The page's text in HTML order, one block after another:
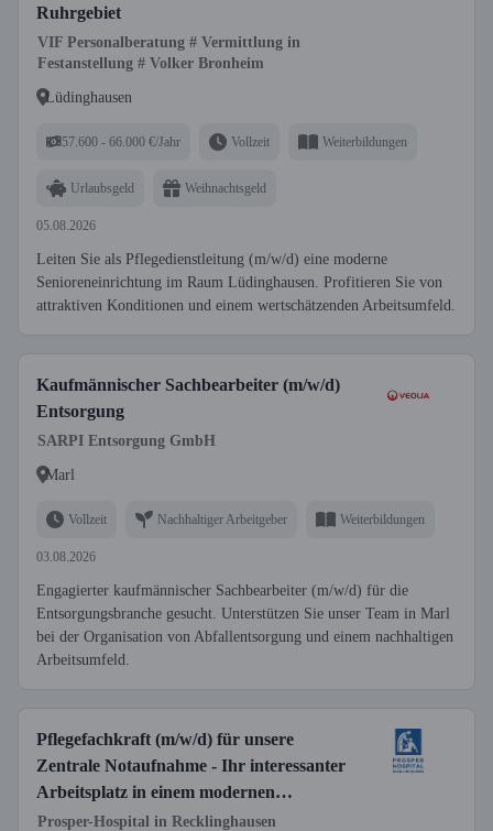
Ruhrgebiet
VIF Personalberatung # Vermittlung in
Festanstellung # Volker Bronheim
Lüdinghausen
57.600 - 66.000 €/Jahr Vollzeit Weiterbildungen
Urlaubsgeld Weihnachtsgeld
05.08.2026
Leiten Sie als Pflegedienstleitung (m/w/d) eine moderne
Senioreneinrichtung im Raum Lüdinghausen. Profitieren Sie von
attraktiven Konditionen und einem wertschätzenden Arbeitsumfeld.
Kaufmännischer Sachbearbeiter (m/w/d)
Entsorgung
SARPI Entsorgung GmbH
Marl
Vollzeit Nachhaltiger Arbeitgeber Weiterbildungen
03.08.2026
Engagierter kaufmännischer Sachbearbeiter (m/w/d) für die
Entsorgungsbranche gesucht. Unterstützen Sie unser Team in Marl
bei der Organisation von Abfallentsorgung und einem nachhaltigen
Arbeitsumfeld.
Pflegefachkraft (m/w/d) für unsere
Zentrale Notaufnahme - Ihr interessanter
Arbeitsplatz in einem modernen
Krankenhaus!
Prosper-Hospital in Recklinghausen